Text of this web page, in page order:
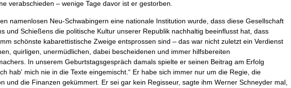
verabschieden – wenige Tage davor ist er gestorben.
namenlosen Neu-Schwabingern eine nationale Institution wurde, dass diese Gesellschaft
und Schießens die politische Kultur unserer Republik nachhaltig beeinflusst hat, dass
schönste kabarettistische Zweige entsprossen sind – das war nicht zuletzt ein Verdienst
quirligen, unermüdlichen, dabei bescheidenen und immer hilfsbereiten
In unserem Geburtstagsgespräch damals spielte er seinen Beitrag am Erfolg
hab' mich nie in die Texte eingemischt.“ Er habe sich immer nur um die Regie, die
und die Finanzen gekümmert. Er sei gar kein Regisseur, sagte ihm Werner Schneyder mal,